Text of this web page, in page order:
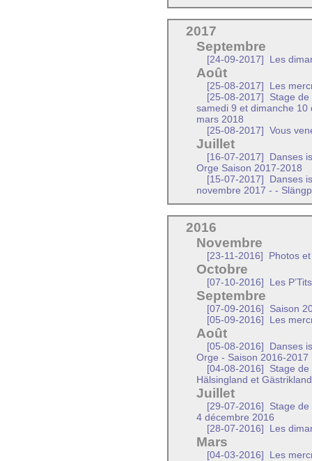
2017
Septembre
[24-09-2017] Les
Août
[25-08-2017]
Les
[25-08-2017]
Stage
samedi 9 et dimanche 10
mars 2018
[25-08-2017]
Vous
Juillet
[16-07-2017]
Danses
Orge Saison 2017-2018
[15-07-2017]
Danses
novembre 2017 - -
2016
Novembre
[23-11-2016] Photos
Octobre
[07-10-2016] Les
Septembre
[07-09-2016]
Saison
[05-09-2016]
Les
Août
[05-08-2016]
Danses
Orge - Saison 2016-2017
[04-08-2016]
Stage
Hälsingland et
Juillet
[29-07-2016]
Stage
4 décembre 2016
[28-07-2016]
Les
Mars
[04-03-2016] Les